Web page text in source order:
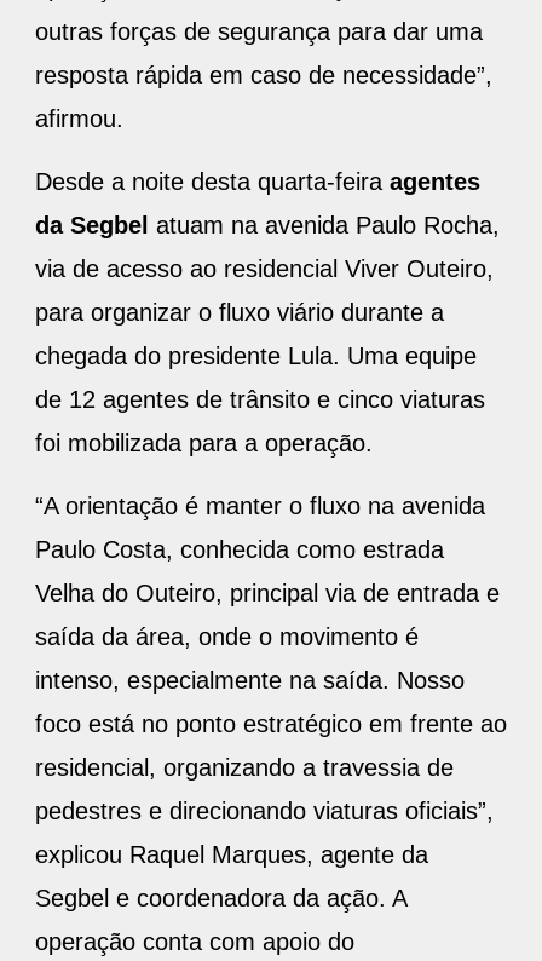
outras forças de segurança para dar uma
resposta rápida em caso de necessidade”,
afirmou.
Desde a noite desta quarta-feira agentes
da Segbel atuam na avenida Paulo Rocha,
via de acesso ao residencial Viver Outeiro,
para organizar o fluxo viário durante a
chegada do presidente Lula. Uma equipe
de 12 agentes de trânsito e cinco viaturas
foi mobilizada para a operação.
“A orientação é manter o fluxo na avenida
Paulo Costa, conhecida como estrada
Velha do Outeiro, principal via de entrada e
saída da área, onde o movimento é
intenso, especialmente na saída. Nosso
foco está no ponto estratégico em frente ao
residencial, organizando a travessia de
pedestres e direcionando viaturas oficiais”,
explicou Raquel Marques, agente da
Segbel e coordenadora da ação. A
operação conta com apoio do